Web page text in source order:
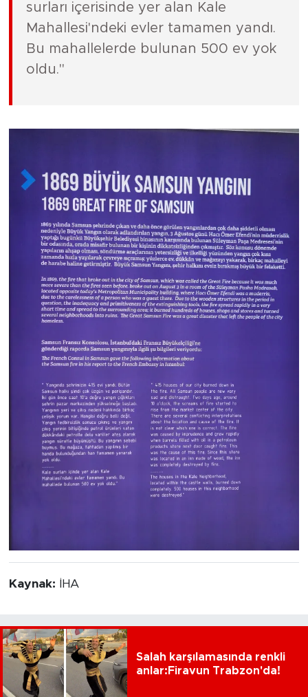
surları içerisinde yer alan Kale
Mahallesi'ndeki evler tamamen yandı.
Bu mahallelerde bulunan 500 ev yok
oldu."
Kaynak: İHA
Salah karşılamasında renkli
anlar:Firavun Trabzon'da!